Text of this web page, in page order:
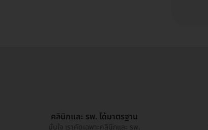
คลินิกและ รพ. ได้มาตรฐาน
มั่นใจ เราคัดเฉพาะคลินิกและ รพ.